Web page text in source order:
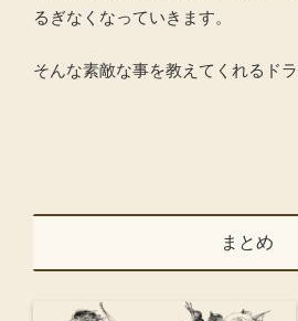
るぎなくなっていきます。
そんな素敵な事を教えてくれるドラ
まとめ